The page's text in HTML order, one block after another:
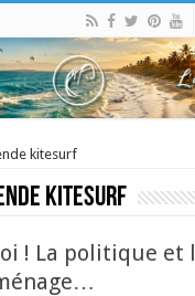
kitesurf
kitesurf
! La politique et